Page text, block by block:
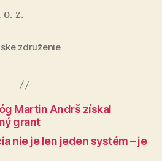
o. z.
združenie
Martin Andrš získal
grant
nie je len jeden systém – je